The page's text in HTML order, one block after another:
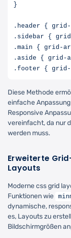
}
.header {
.sidebar {
.main { grid-
.aside { grid-
Diese Methode
einfache
Responsive
vereinfacht, da nur
werden muss.
Erweiterte
Layouts
Moderne css grid
Funktionen wie
dynamische,
es, Layouts zu
Bildschirmgrößen